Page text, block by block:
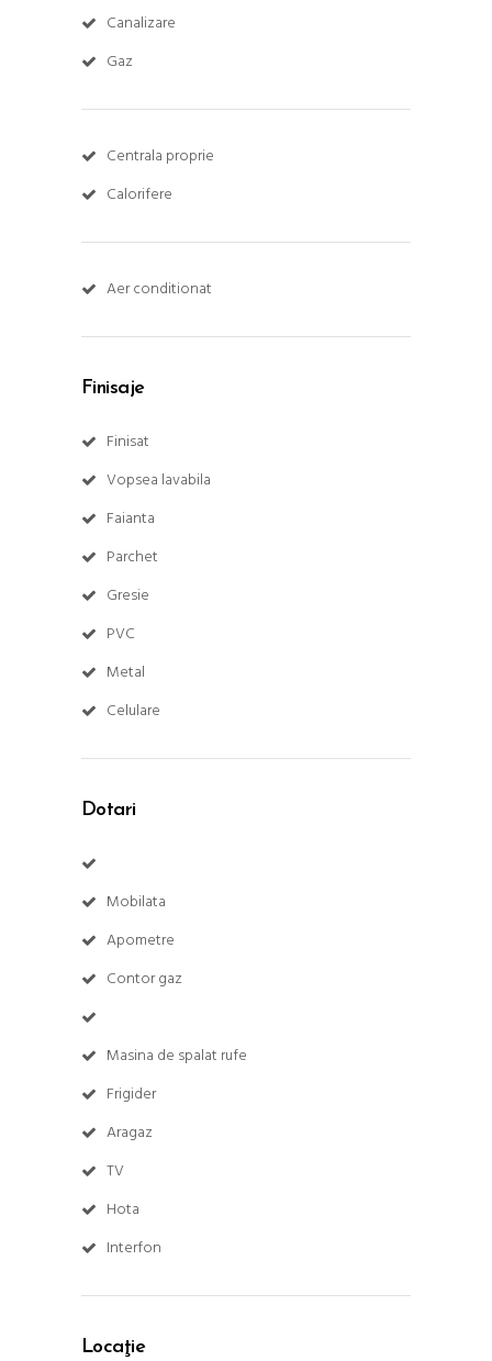
Canalizare
Gaz
Centrala proprie
Calorifere
Aer conditionat
Finisaje
Finisat
Vopsea lavabila
Faianta
Parchet
Gresie
PVC
Metal
Celulare
Dotari
Mobilata
Apometre
Contor gaz
Masina de spalat rufe
Frigider
Aragaz
TV
Hota
Interfon
Locaţie